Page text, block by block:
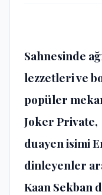
Sahnesinde
lezzetleri ve
popüler
Joker
duayen isimi
dinleyenler
Kaan Sekban